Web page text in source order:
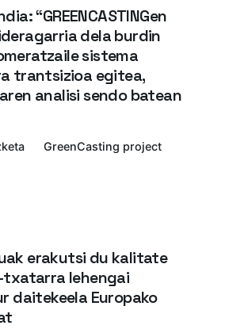
“GREENCASTINGen
dela burdin
sistema
trantsizioa egitea,
analisi sendo batean
GreenCasting project
erakutsi du kalitate
lehengai
daitekeela Europako